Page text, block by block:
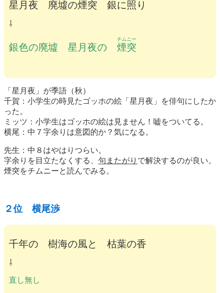
星月夜 廃墟の煙突 銀に照り
⇩
銀色の廃墟 星月夜の 煙突
チムニー
「星月夜」が季語（秋）
千賀：小学生の時見たゴッホの絵「星月夜」を俳句にしたか
った。
ミッツ：小学生はゴッホの絵は見ません！嘘をついてる。
横尾：中７字余りは意図的か？気になる。
先生：中８はやはりつらい。
字余りを目立たなくする、 句またがり で解決するのが良い。
煙突をチムニーと読んでみる。
２位 横尾渉
千年の 樹海の風と 枯葉の香
⇩
直し無し